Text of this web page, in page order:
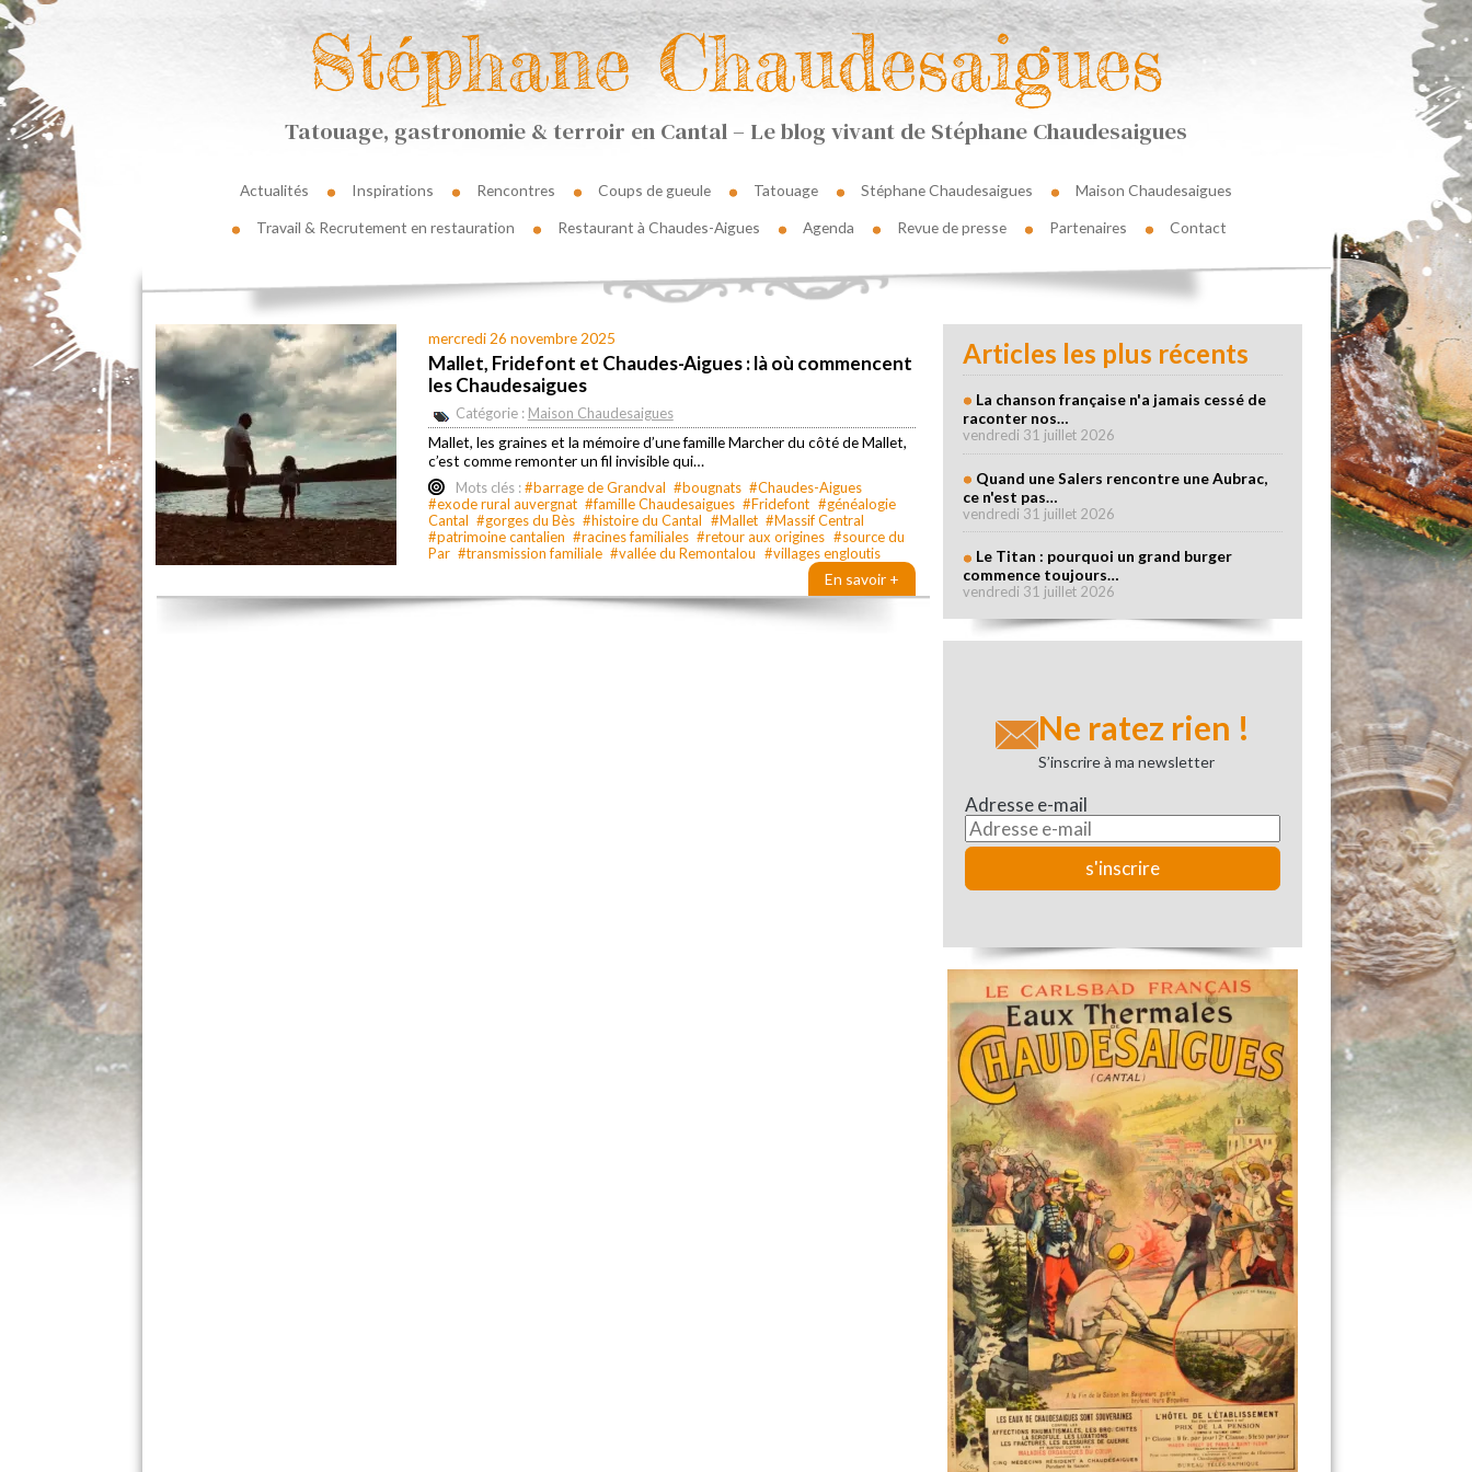
Stéphane Chaudesaigues
Tatouage, gastronomie & terroir en Cantal – Le blog vivant de Stéphane Chaudesaigues
Actualités Inspirations Rencontres Coups de gueule Tatouage Stéphane Chaudesaigues
Maison Chaudesaigues
Travail & Recrutement en restauration
Restaurant à Chaudes-Aigues Agenda Revue de presse Partenaires Contact
mercredi 26 novembre 2025
Mallet, Fridefont et Chaudes-Aigues : là où commencent
les Chaudesaigues
Catégorie : Maison Chaudesaigues
Mallet, les graines et la mémoire d’une famille Marcher du côté de Mallet,
c’est comme remonter un fil invisible qui…
Mots clés : #barrage de Grandval #bougnats #Chaudes-Aigues
#exode rural auvergnat #famille Chaudesaigues #Fridefont #généalogie
Cantal #gorges du Bès #histoire du Cantal #Mallet #Massif Central
#patrimoine cantalien #racines familiales #retour aux origines #source du
Par #transmission familiale #vallée du Remontalou #villages engloutis
En savoir +
Articles les plus récents
La chanson française n'a jamais cessé de
raconter nos…
vendredi 31 juillet 2026
Quand une Salers rencontre une Aubrac,
ce n'est pas…
vendredi 31 juillet 2026
Le Titan : pourquoi un grand burger
commence toujours…
vendredi 31 juillet 2026
Ne ratez rien !
S’inscrire à ma newsletter
Adresse e-mail